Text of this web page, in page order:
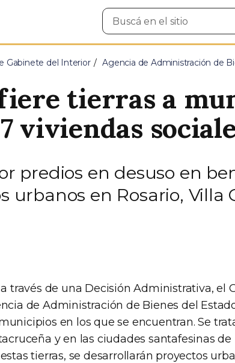
Buscar
en
Gabinete del Interior Agencia de Administración de
tierras a
viviendas
predios en desuso en
urbanos en Rosario, Villa
través de una Decisión Administrativa, el
de Administración de Bienes del
en los que se encuentran. Se
y en las ciudades santafesinas de
tierras, se desarrollarán proyectos